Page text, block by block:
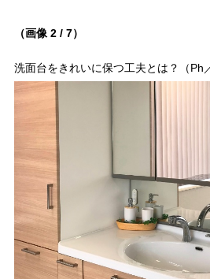
（画像 2 / 7）
洗面台をきれいに保つ工夫とは？（Ph